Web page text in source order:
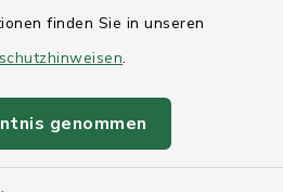
finden Sie in unseren
.
genommen
Intranet
Einstellungen